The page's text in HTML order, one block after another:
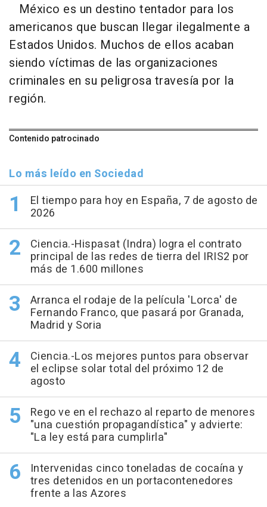
México es un destino tentador para los
americanos que buscan llegar ilegalmente a
Estados Unidos. Muchos de ellos acaban
siendo víctimas de las organizaciones
criminales en su peligrosa travesía por la
región.
Contenido patrocinado
Lo más leído en Sociedad
El tiempo para hoy en España, 7 de agosto de
2026
Ciencia.-Hispasat (Indra) logra el contrato
principal de las redes de tierra del IRIS2 por
más de 1.600 millones
Arranca el rodaje de la película 'Lorca' de
Fernando Franco, que pasará por Granada,
Madrid y Soria
Ciencia.-Los mejores puntos para observar
el eclipse solar total del próximo 12 de
agosto
Rego ve en el rechazo al reparto de menores
"una cuestión propagandística" y advierte:
"La ley está para cumplirla"
Intervenidas cinco toneladas de cocaína y
tres detenidos en un portacontenedores
frente a las Azores